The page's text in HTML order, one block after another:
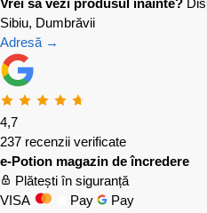
Vrei să vezi produsul înainte?
Sibiu, Dumbrăvii
Adresă →
4,7
237 recenzii verificate
e-Potion magazin de încredere
Plătești în siguranță
VISA
Pay Pay